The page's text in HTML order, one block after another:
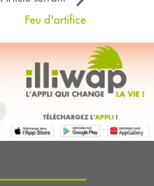
Feu d'artifice